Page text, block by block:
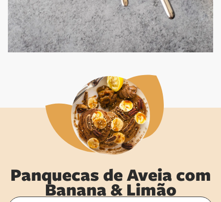
Panquecas de Aveia com
Banana & Limão